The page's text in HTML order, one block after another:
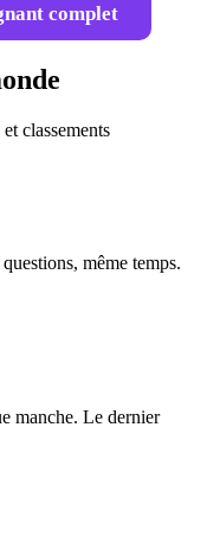
complet
classements
même temps.
manche. Le dernier